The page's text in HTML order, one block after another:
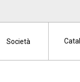
Società